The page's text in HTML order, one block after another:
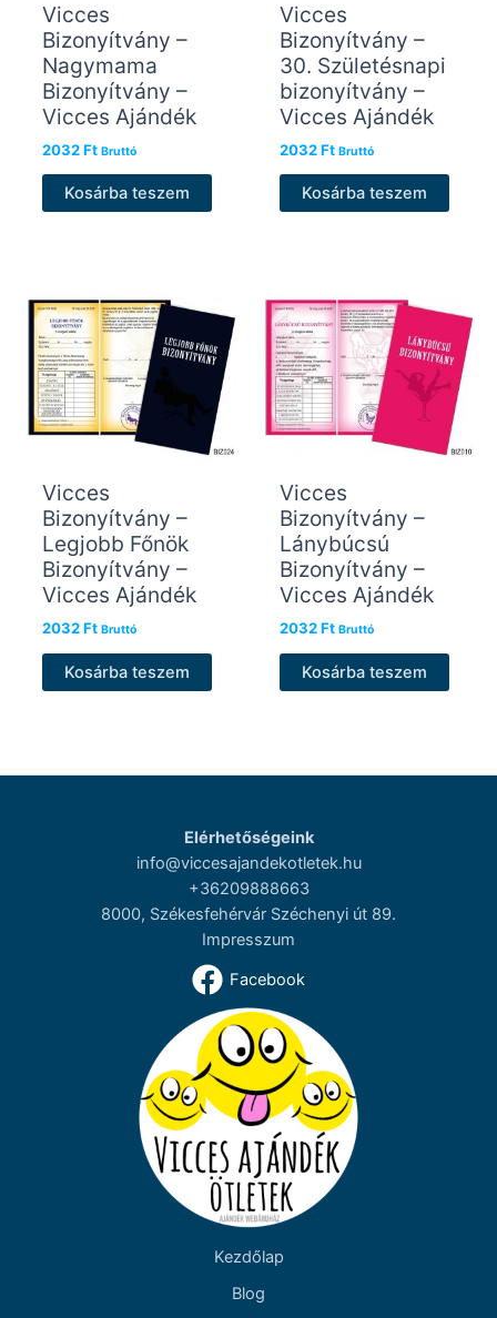
Vicces
Bizonyítvány –
Nagymama
Bizonyítvány –
Vicces Ajándék
2032Ft Bruttó
Kosárba teszem
Vicces
Bizonyítvány –
30. Születésnapi
bizonyítvány –
Vicces Ajándék
2032Ft Bruttó
Kosárba teszem
Vicces
Bizonyítvány –
Legjobb Főnök
Bizonyítvány –
Vicces Ajándék
2032Ft Bruttó
Kosárba teszem
Vicces
Bizonyítvány –
Lánybúcsú
Bizonyítvány –
Vicces Ajándék
2032Ft Bruttó
Kosárba teszem
Elérhetőségeink
info@viccesajandekotletek.hu
+36209888663
8000, Székesfehérvár Széchenyi út 89.
Impresszum
Facebook
Kezdőlap
Blog